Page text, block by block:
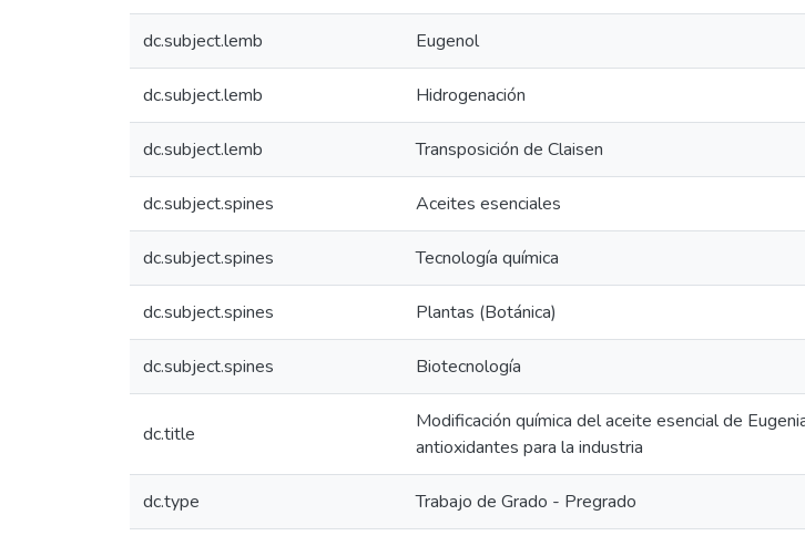
dc.subject.lemb Eugenol
dc.subject.lemb Hidrogenación
dc.subject.lemb Transposición de Claisen
dc.subject.spines Aceites esenciales
dc.subject.spines Tecnología química
dc.subject.spines Plantas (Botánica)
dc.subject.spines Biotecnología
dc.title
Modificación química del aceite esencial de
antioxidantes para la industria
dc.type Trabajo de Grado - Pregrado